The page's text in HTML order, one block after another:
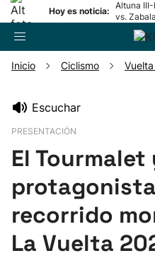
Hoy es noticia:
Altuna
vs.
Zabaleta
Pelota
Remo
Inicio Ciclismo
Escuchar
PRESENTACIÓN
El Tourmalet
recorrido
La Vuelta